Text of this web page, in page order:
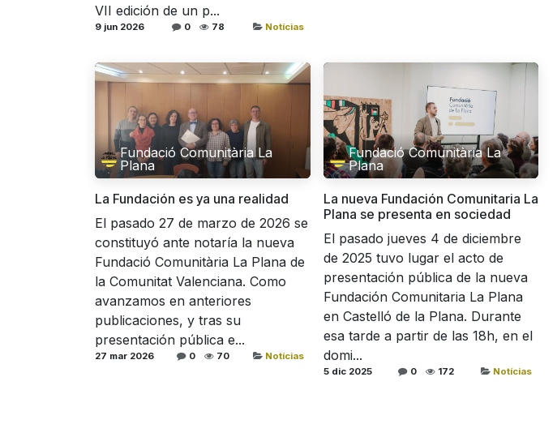
VII edición de un p...
9 jun 2026 0 78 Notícias
Fundació Comunitària La
Plana
La Fundación es ya una realidad
El pasado 27 de marzo de 2026 se
constituyó ante notaría la nueva
Fundació Comunitària La Plana de
la Comunitat Valenciana. Como
avanzamos en anteriores
publicaciones, y tras su
presentación pública e...
27 mar 2026 0 70 Notícias
Fundació Comunitària La
Plana
La nueva Fundación Comunitaria La
Plana se presenta en sociedad
El pasado jueves 4 de diciembre
de 2025 tuvo lugar el acto de
presentación pública de la nueva
Fundación Comunitaria La Plana
en Castelló de la Plana. Durante
esa tarde a partir de las 18h, en el
domi...
5 dic 2025 0 172 Notícias